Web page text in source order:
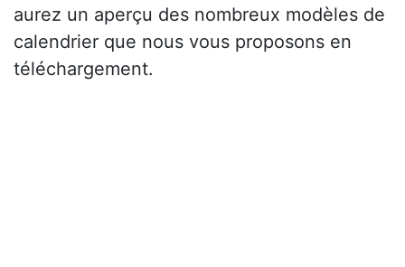
aurez un aperçu des nombreux modèles de
calendrier que nous vous proposons en
téléchargement.